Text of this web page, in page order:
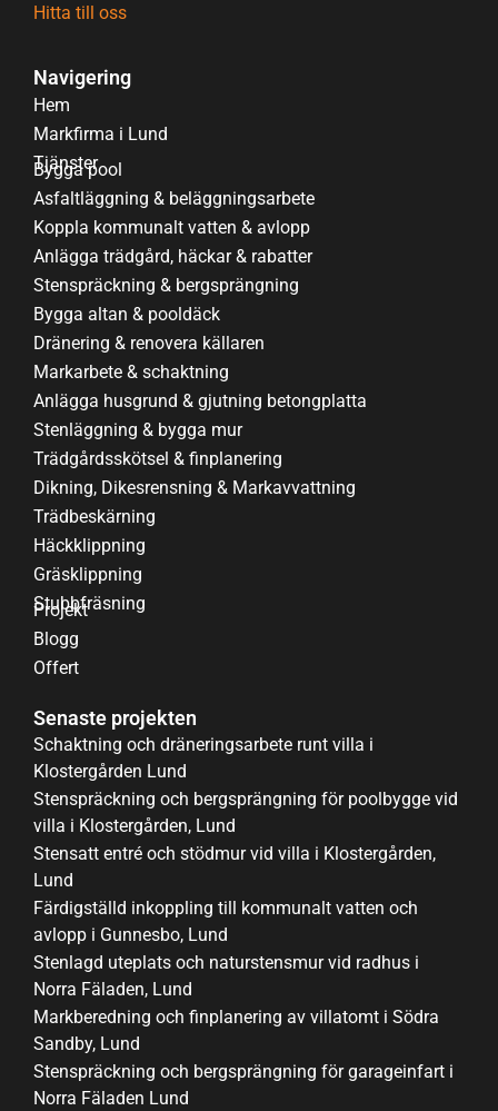
Hitta till oss
Navigering
Hem
Markfirma i Lund
Tjänster
Bygga pool
Asfaltläggning & beläggningsarbete
Koppla kommunalt vatten & avlopp
Anlägga trädgård, häckar & rabatter
Stenspräckning & bergsprängning
Bygga altan & pooldäck
Dränering & renovera källaren
Markarbete & schaktning
Anlägga husgrund & gjutning betongplatta
Stenläggning & bygga mur
Trädgårdsskötsel & finplanering
Dikning, Dikesrensning & Markavvattning
Trädbeskärning
Häckklippning
Gräsklippning
Stubbfräsning
Projekt
Blogg
Offert
Senaste projekten
Schaktning och dräneringsarbete runt villa i
Klostergården Lund
Stenspräckning och bergsprängning för poolbygge vid
villa i Klostergården, Lund
Stensatt entré och stödmur vid villa i Klostergården,
Lund
Färdigställd inkoppling till kommunalt vatten och
avlopp i Gunnesbo, Lund
Stenlagd uteplats och naturstensmur vid radhus i
Norra Fäladen, Lund
Markberedning och finplanering av villatomt i Södra
Sandby, Lund
Stenspräckning och bergsprängning för garageinfart i
Norra Fäladen Lund